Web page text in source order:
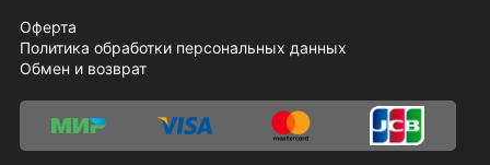
Оферта
Политика обработки персональных данных
Обмен и возврат